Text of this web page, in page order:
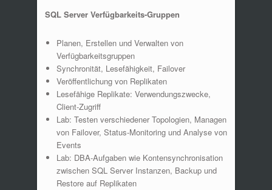
SQL Server Verfügbarkeits-Gruppen
Planen, Erstellen und Verwalten von
Verfügbarkeitsgruppen
Synchronität, Lesefähigkeit, Failover
Veröffentlichung von Replikaten
Lesefähige Replikate: Verwendungszwecke,
Client-Zugriff
Lab: Testen verschiedener Topologien, Managen
von Failover, Status-Monitoring und Analyse von
Events
Lab: DBA-Aufgaben wie Kontensynchronisation
zwischen SQL Server Instanzen, Backup und
Restore auf Replikaten